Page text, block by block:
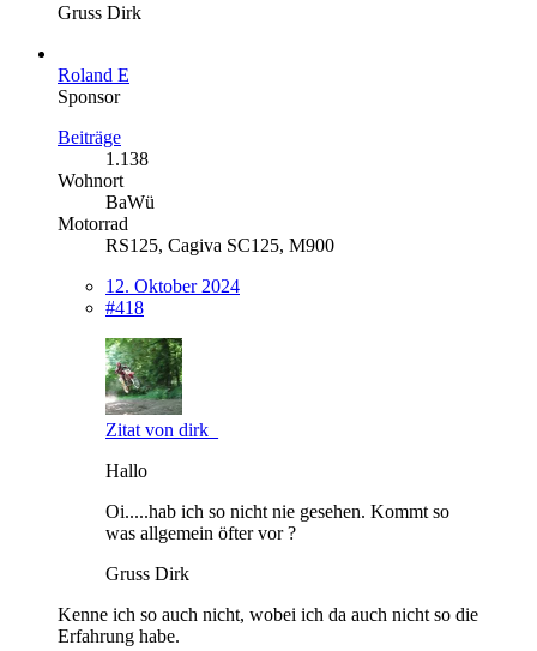
Gruss Dirk
Roland E
Sponsor
Beiträge
1.138
Wohnort
BaWü
Motorrad
RS125, Cagiva SC125, M900
12. Oktober 2024
#418
Zitat von dirk_
Hallo
Oi.....hab ich so nicht nie gesehen. Kommt so
was allgemein öfter vor ?
Gruss Dirk
Kenne ich so auch nicht, wobei ich da auch nicht so die
Erfahrung habe.